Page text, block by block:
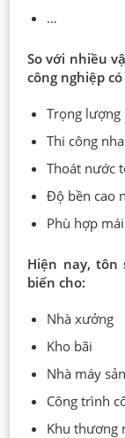
…
So với nhiều
công nghiệp
Trọng lượng
Thi công
Thoát nước
Độ bền cao
Phù hợp
Hiện nay, tôn
biến cho:
Nhà xưởng
Kho bãi
Nhà máy
Công trình
Khu thương